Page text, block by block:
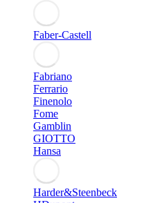
Faber-Castell
Fabriano
Ferrario
Finenolo
Fome
Gamblin
GIOTTO
Hansa
Harder&Steenbeck